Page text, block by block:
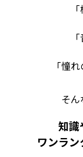
「憧
そん
知識
ワンラン